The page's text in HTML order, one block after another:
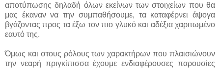
αποτύπωσης δηλαδή όλων εκείνων των στοιχείων που θα
μας έκαναν να την συμπαθήσουμε, τα καταφέρνει άψογα
βγάζοντας προς τα έξω τον πιο γλυκό και αδέξια χαριτωμένο
εαυτό της.
Όμως και στους ρόλους των χαρακτήρων που πλαισιώνουν
την νεαρή πριγκίπισσα έχουμε ενδιαφέρουσες παρουσίες